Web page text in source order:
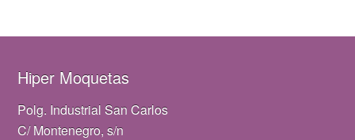
Hiper Moquetas
Polg. Industrial San Carlos
C/ Montenegro, s/n